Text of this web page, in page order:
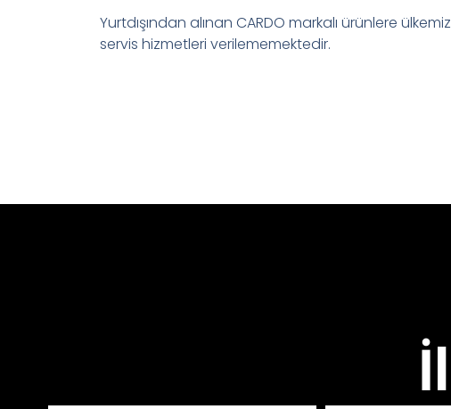
Yurtdışından alınan CARDO markalı ürünlere
servis hizmetleri verilememektedir.